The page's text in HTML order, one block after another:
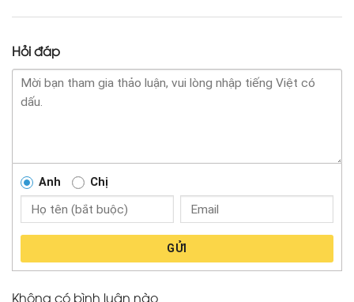
Hỏi đáp
Anh Chị
GỬI
Không có bình luận nào